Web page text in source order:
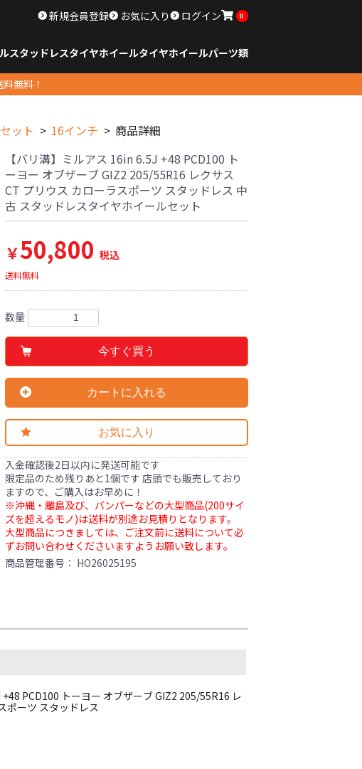
新規会員登録 お気に入り ログイン 0
スタッドレスタイヤホイールタイヤホイールパーツ類
無料！
ット 16インチ 商品詳細
【バリ溝】ミルアス 16in 6.5J +48 PCD100 ト
ーヨー オブザーブ GIZ2 205/55R16 レクサス
CT プリウス カローラスポーツ スタッドレス 中
古 スタッドレスタイヤホイールセット
￥50,800 税込
送料無料
数量
今すぐ買う
カートに入れる
お気に入り
入金確認後2日以内に発送可能です
限定品のため残りあと1個です 店頭でも販売しており
ますので、ご購入はお早めに！
※沖縄・離島及び、バンパーなどの大型商品(200サイ
ズを超えるモノ)は送料が別途お見積りとなります。
大型商品につきましては、ご注文前に送料について必
ずお問い合わせくださいますようお願い致します。
商品管理番号： HO26025195
+48 PCD100 トーヨー オブザーブ GIZ2 205/55R16 レ
ポーツ スタッドレス